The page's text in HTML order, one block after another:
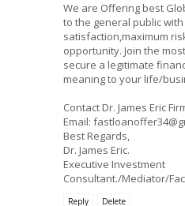
We are Offering best
to the general public
satisfaction,maximum
opportunity. Join the
secure a legitimate
meaning to your life/
Contact Dr. James Eric
Email:
Best Regards,
Dr. James Eric.
Executive Investment
Consultant./Mediator/
Reply Delete